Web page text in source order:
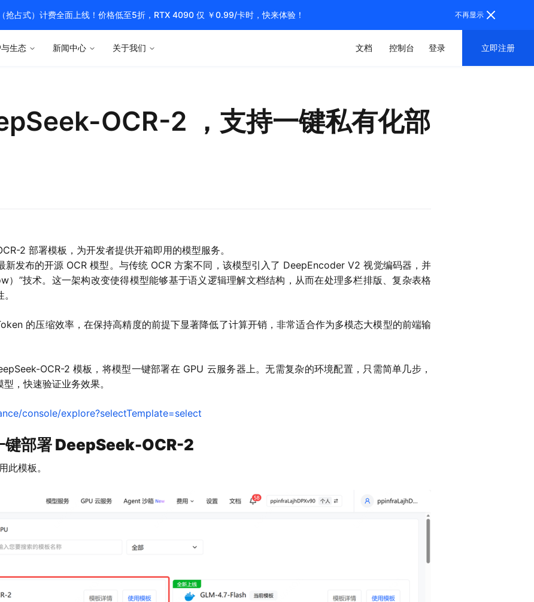
抢占式）计费全面上线！价格低至5折，RTX 4090 仅 ￥0.99/卡时，快来体验！ 不再显示
生态 新闻中心 关于我们 文档 控制台 登录 立即注册
OCR-2 ，支持一键私有化部
2 部署模板，为开发者提供开箱即用的模型服务。
发布的开源 OCR 模型。与传统 OCR 方案不同，该模型引入了 DeepEncoder V2 视觉编码器，并
）”技术。这一架构改变使得模型能够基于语义逻辑理解文档结构，从而在处理多栏排版、复杂表格
的压缩效率，在保持高精度的前提下显著降低了计算开销，非常适合作为多模态大模型的前端输
OCR-2 模板，将模型一键部署在 GPU 云服务器上。无需复杂的环境配置，只需简单几步，
，快速验证业务效果。
console/explore?selectTemplate=select
键部署 DeepSeek-OCR-2
此模板。